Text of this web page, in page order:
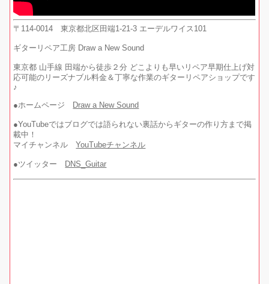
〒114-0014 東京都北区田端1-21-3 エーデルワイス101
ギターリペア工房 Draw a New Sound
東京都 山手線 田端から徒歩２分 どこよりも早いリペア早期仕上げ対
応可能のリーズナブル料金＆丁寧な作業のギターリペアショップです
♪
●ホームページ Draw a New Sound
●YouTubeではブログでは語られない裏話からギターの作り方まで掲
載中！
マイチャンネル YouTubeチャンネル
●ツイッター DNS_Guitar